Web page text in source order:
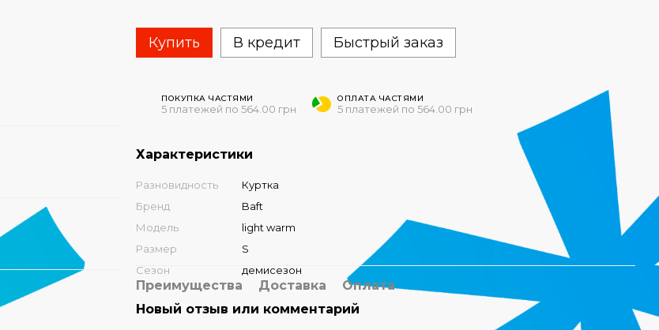
Купить В кредит Быстрый заказ
ПОКУПКА ЧАСТЯМИ
5 платежей по 564.00 грн
ОПЛАТА ЧАСТЯМИ
5 платежей по 564.00 грн
Характеристики
Разновидность
Куртка
Бренд
Baft
Модель
light warm
Размер
S
Сезон
демисезон
Преимущества Доставка
Оплата
Новый отзыв или комментарий